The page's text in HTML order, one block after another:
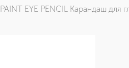
PAINT EYE PENCIL Карандаш для